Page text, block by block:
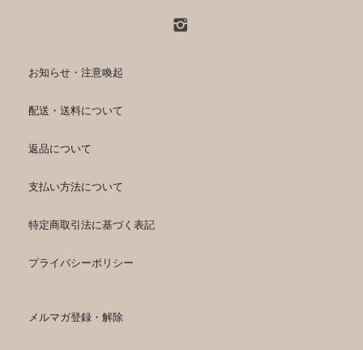
お知らせ・注意喚起
配送・送料について
返品について
支払い方法について
特定商取引法に基づく表記
プライバシーポリシー
メルマガ登録・解除